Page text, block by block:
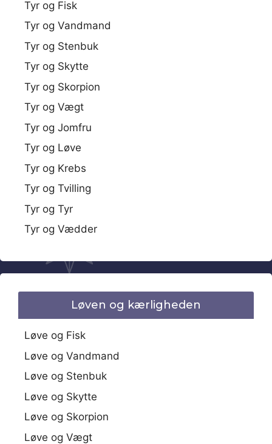
Tyr og Fisk
Tyr og Vandmand
Tyr og Stenbuk
Tyr og Skytte
Tyr og Skorpion
Tyr og Vægt
Tyr og Jomfru
Tyr og Løve
Tyr og Krebs
Tyr og Tvilling
Tyr og Tyr
Tyr og Vædder
Løven og kærligheden
Løve og Fisk
Løve og Vandmand
Løve og Stenbuk
Løve og Skytte
Løve og Skorpion
Løve og Vægt